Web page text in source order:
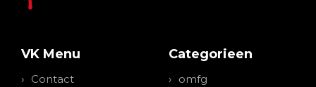
VK Menu
Contact
Categorieen
omfg